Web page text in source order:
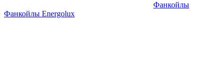
Фанкойлы
Фанкойлы Energolux